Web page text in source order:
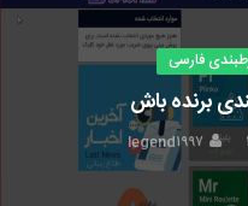
فارسی
برنده باش
۱ legend۱۹۹۷